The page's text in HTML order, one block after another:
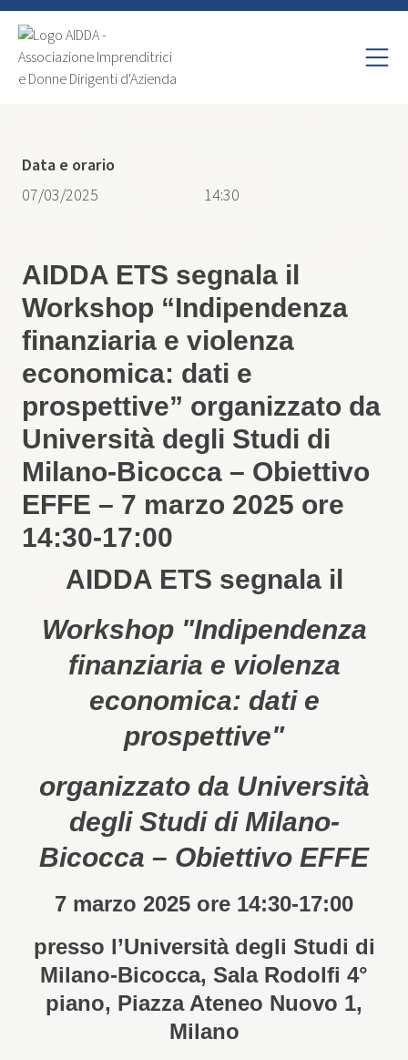
AIDDA ETS segnala il
Workshop “Indipendenza
finanziaria e violenza
economica: dati e
prospettive” organizzato da
Università degli Studi di
Milano-Bicocca – Obiettivo
EFFE – 7 marzo 2025 ore
14:30-17:00
AIDDA ETS segnala il
Workshop "Indipendenza
finanziaria e violenza
economica: dati e
prospettive"
organizzato da Università
degli Studi di Milano-
Bicocca – Obiettivo EFFE
7 marzo 2025 ore 14:30-17:00
presso l’Università degli Studi di
Milano-Bicocca, Sala Rodolfi 4°
piano, Piazza Ateneo Nuovo 1,
Milano
Data e orario
07/03/2025
14:30